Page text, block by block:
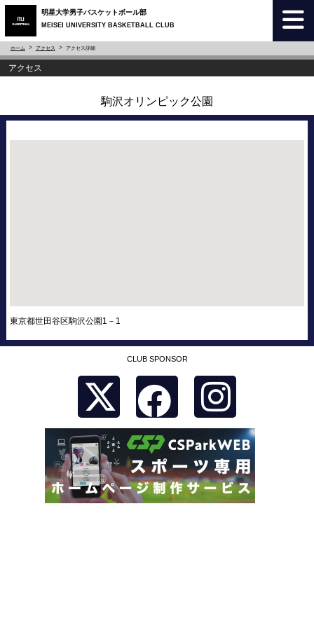
明星大学男子バスケットボール部
MEISEI UNIVERSITY BASKETBALL CLUB
ホーム アクセス アクセス詳細
アクセス
駒沢オリンピック公園
東京都世田谷区駒沢公園1－1
CLUB SPONSOR